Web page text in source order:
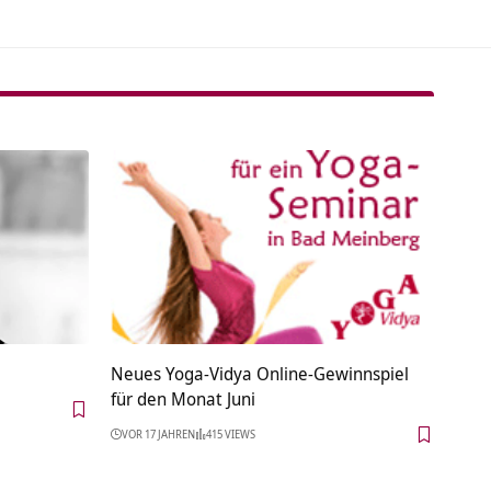
Neues Yoga-Vidya Online-Gewinnspiel
für den Monat Juni
VOR 17 JAHREN 415 VIEWS